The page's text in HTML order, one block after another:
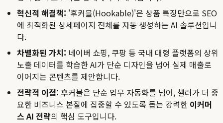
혁신적 해결책: '후커블(Hookable)'은 상품 특징만으로 SEO
에 최적화된 상세페이지 전체를 자동 생성하는 AI 솔루션입니
다.
차별화된 가치: 네이버 쇼핑, 쿠팡 등 국내 대형 플랫폼의 상위
노출 데이터를 학습한 AI가 단순 디자인을 넘어 실제 매출로
이어지는 콘텐츠를 제안합니다.
전략적 이점: 후커블은 단순 업무 자동화를 넘어, 셀러가 더 중
요한 비즈니스 본질에 집중할 수 있도록 돕는 강력한 이커머
스 AI 전략의 핵심 도구입니다.